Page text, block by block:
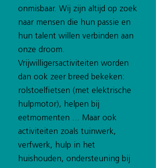
onmisbaar. Wij zijn altijd op zoek
naar mensen die hun passie en
hun talent willen verbinden aan
onze droom.
Vrijwilligersactiviteiten worden
dan ook zeer breed bekeken:
rolstoelfietsen (met elektrische
hulpmotor), helpen bij
eetmomenten ... Maar ook
activiteiten zoals tuinwerk,
verfwerk, hulp in het
huishouden, ondersteuning bij